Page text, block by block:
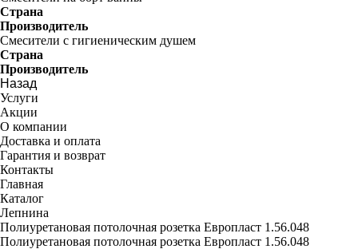
Страна
Производитель
Смесители с гигиеническим душем
Страна
Производитель
Назад
Услуги
Акции
О компании
Доставка и оплата
Гарантия и возврат
Контакты
Главная
Каталог
Лепнина
Полиуретановая потолочная розетка Европласт 1.56.048
Полиуретановая потолочная розетка Европласт 1.56.048